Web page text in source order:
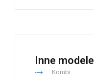
Inne modele
Kombi